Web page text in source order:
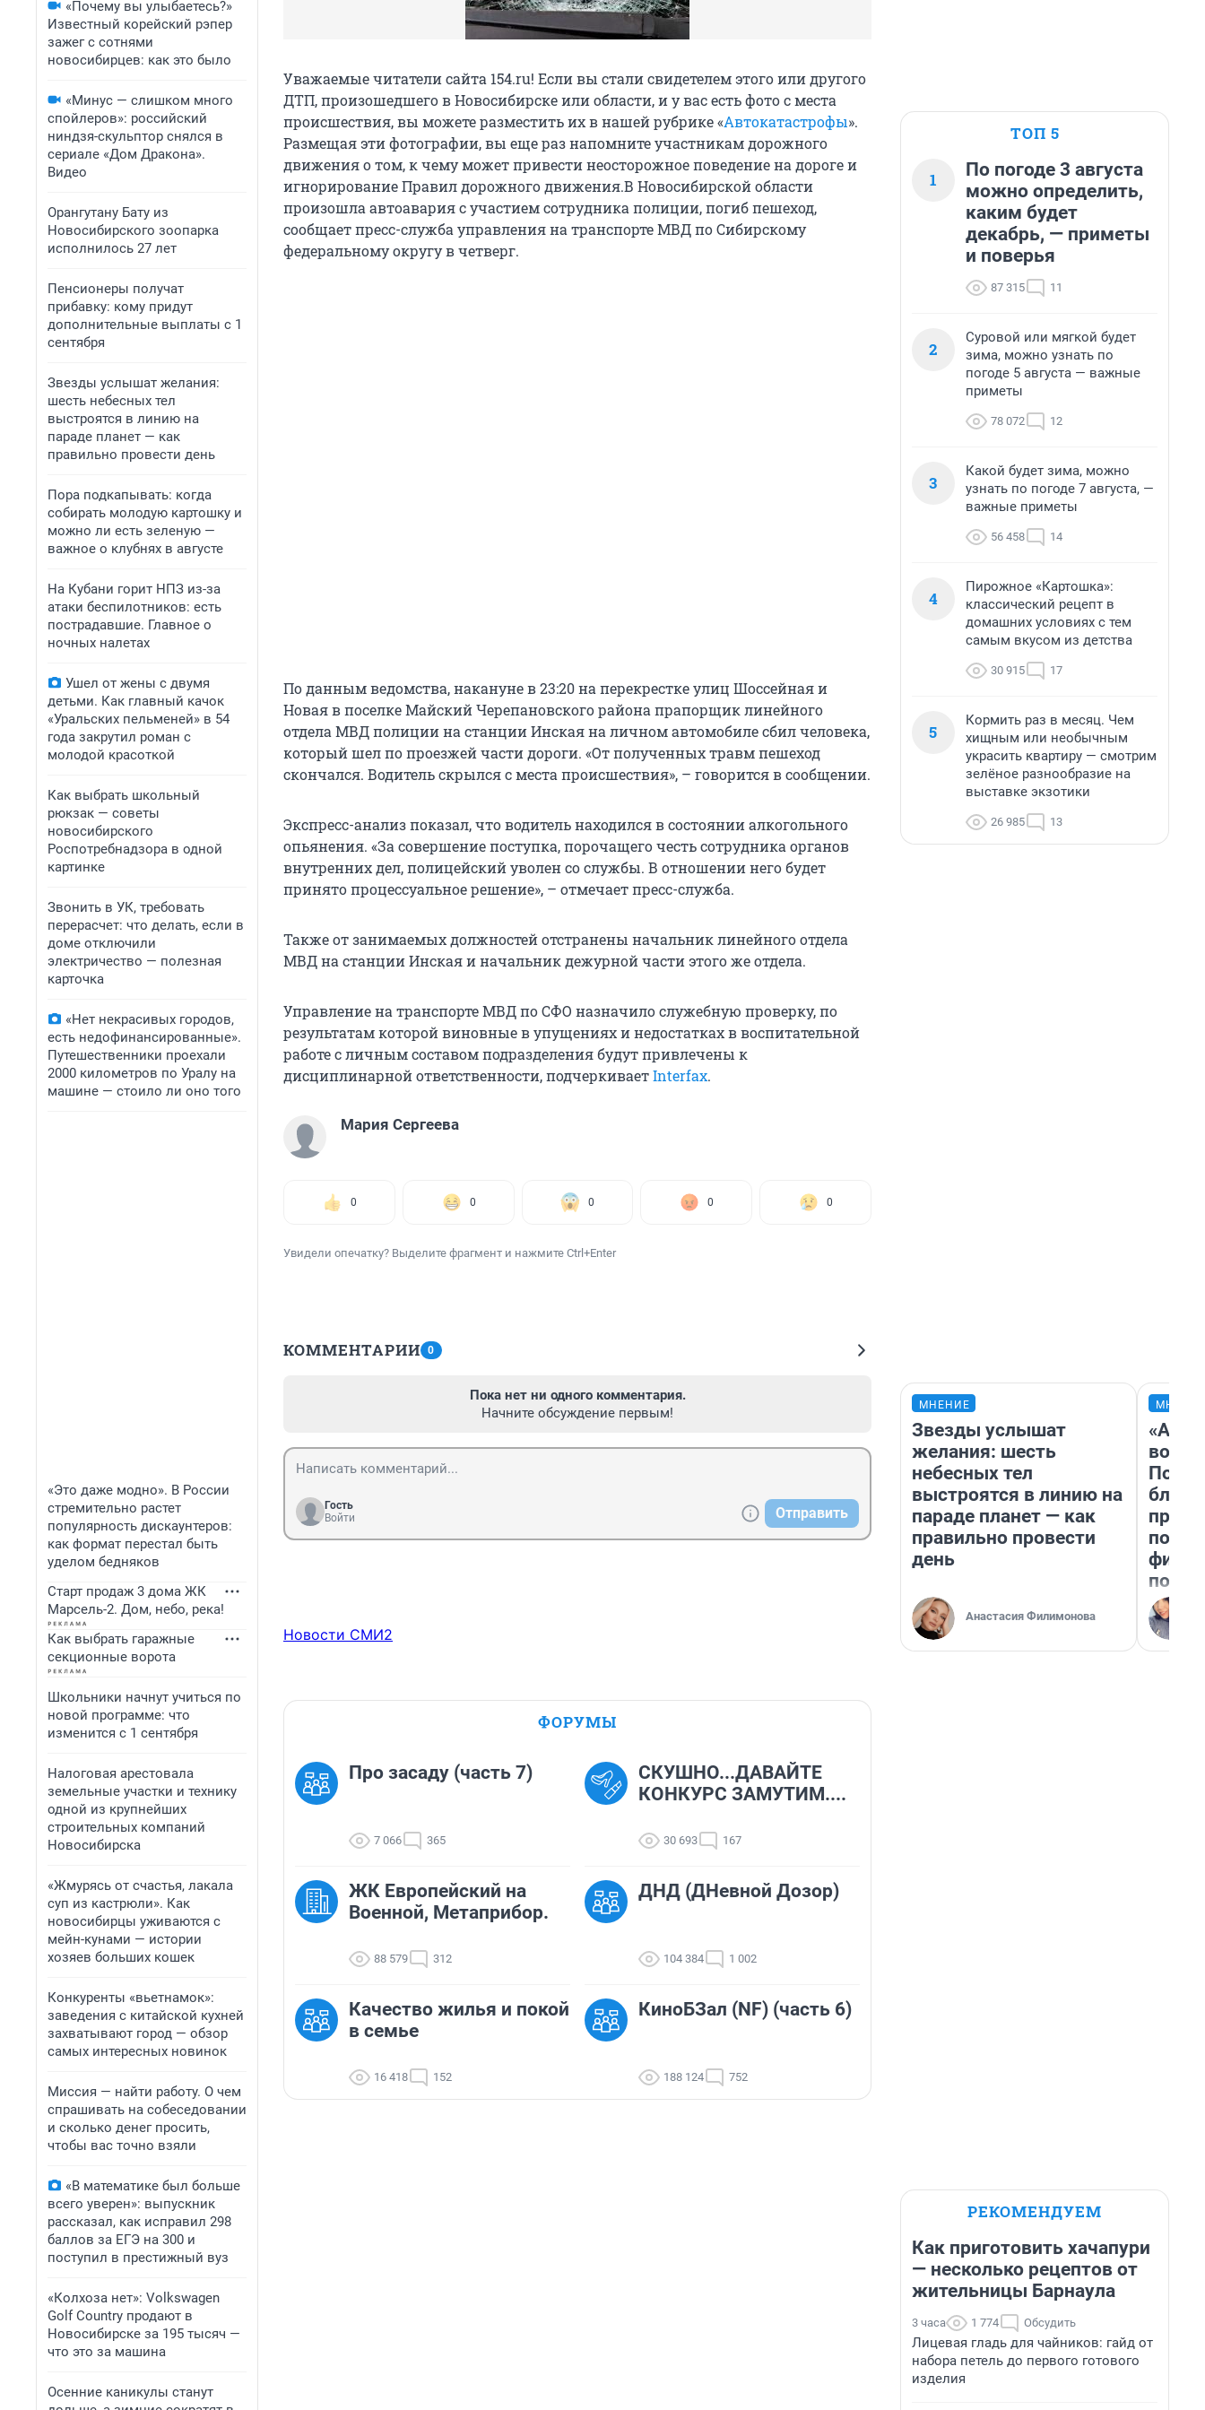
«Почему вы улыбаетесь?»
Известный корейский рэпер
зажег с сотнями
новосибирцев: как это было
«Минус — слишком много
спойлеров»: российский
ниндзя-скульптор снялся в
сериале «Дом Дракона».
Видео
Орангутану Бату из
Новосибирского зоопарка
исполнилось 27 лет
Пенсионеры получат
прибавку: кому придут
дополнительные выплаты с 1
сентября
Звезды услышат желания:
шесть небесных тел
выстроятся в линию на
параде планет — как
правильно провести день
Пора подкапывать: когда
собирать молодую картошку и
можно ли есть зеленую —
важное о клубнях в августе
На Кубани горит НПЗ из-за
атаки беспилотников: есть
пострадавшие. Главное о
ночных налетах
Ушел от жены с двумя
детьми. Как главный качок
«Уральских пельменей» в 54
года закрутил роман с
молодой красоткой
Как выбрать школьный
рюкзак — советы
новосибирского
Роспотребнадзора в одной
картинке
Звонить в УК, требовать
перерасчет: что делать, если в
доме отключили
электричество — полезная
карточка
«Нет некрасивых городов,
есть недофинансированные».
Путешественники проехали
2000 километров по Уралу на
машине — стоило ли оно того
«Это даже модно». В России
стремительно растет
популярность дискаунтеров:
как формат перестал быть
уделом бедняков
Старт продаж 3 дома ЖК
Марсель-2. Дом, небо, река!
Как выбрать гаражные
секционные ворота
Школьники начнут учиться по
новой программе: что
изменится с 1 сентября
Налоговая арестовала
земельные участки и технику
одной из крупнейших
строительных компаний
Новосибирска
«Жмурясь от счастья, лакала
суп из кастрюли». Как
новосибирцы уживаются с
мейн-кунами — истории
хозяев больших кошек
Конкуренты «вьетнамок»:
заведения с китайской кухней
захватывают город — обзор
самых интересных новинок
Миссия — найти работу. О чем
спрашивать на собеседовании
и сколько денег просить,
чтобы вас точно взяли
«В математике был больше
всего уверен»: выпускник
рассказал, как исправил 298
баллов за ЕГЭ на 300 и
поступил в престижный вуз
«Колхоза нет»: Volkswagen
Golf Сountry продают в
Новосибирске за 195 тысяч —
что это за машина
Осенние каникулы станут
Уважаемые читатели сайта 154.ru! Если вы стали свидетелем этого или другого
ДТП, произошедшего в Новосибирске или области, и у вас есть фото с места
происшествия, вы можете разместить их в нашей рубрике «Автокатастрофы».
Размещая эти фотографии, вы еще раз напомните участникам дорожного
движения о том, к чему может привести неосторожное поведение на дороге и
игнорирование Правил дорожного движения.В Новосибирской области
произошла автоавария с участием сотрудника полиции, погиб пешеход,
сообщает пресс-служба управления на транспорте МВД по Сибирскому
федеральному округу в четверг.
По данным ведомства, накануне в 23:20 на перекрестке улиц Шоссейная и
Новая в поселке Майский Черепановского района прапорщик линейного
отдела МВД полиции на станции Инская на личном автомобиле сбил человека,
который шел по проезжей части дороги. «От полученных травм пешеход
скончался. Водитель скрылся с места происшествия», – говорится в сообщении.
Экспресс-анализ показал, что водитель находился в состоянии алкогольного
опьянения. «За совершение поступка, порочащего честь сотрудника органов
внутренних дел, полицейский уволен со службы. В отношении него будет
принято процессуальное решение», – отмечает пресс-служба.
Также от занимаемых должностей отстранены начальник линейного отдела
МВД на станции Инская и начальник дежурной части этого же отдела.
Управление на транспорте МВД по СФО назначило служебную проверку, по
результатам которой виновные в упущениях и недостатках в воспитательной
работе с личным составом подразделения будут привлечены к
дисциплинарной ответственности, подчеркиваетInterfax.
Мария Сергеева
0 0 0 0 0
Увидели опечатку? Выделите фрагмент и нажмите Ctrl+Enter
КОММЕНТАРИИ 0
Пока нет ни одного комментария.
Начните обсуждение первым!
Гость
Войти
Отправить
Новости СМИ2
ФОРУМЫ
Про засаду (часть 7)
7 066 365
СКУШНО...ДАВАЙТЕ
КОНКУРС ЗАМУТИМ....
30 693 167
ЖК Европейский на
Военной, Метаприбор.
88 579 312
ДНД (ДНевной Дозор)
104 384 1 002
Качество жилья и покой
в семье
16 418 152
КиноБЗал (NF) (часть 6)
188 124 752
ТОП 5
1
По погоде 3 августа
можно определить,
каким будет
декабрь, — приметы
и поверья
87 315 11
2
Суровой или мягкой будет
зима, можно узнать по
погоде 5 августа — важные
приметы
78 072 12
3
Какой будет зима, можно
узнать по погоде 7 августа, —
важные приметы
56 458 14
4
Пирожное «Картошка»:
классический рецепт в
домашних условиях с тем
самым вкусом из детства
30 915 17
5
Кормить раз в месяц. Чем
хищным или необычным
украсить квартиру — смотрим
зелёное разнообразие на
выставке экзотики
26 985 13
МНЕНИЕ
Звезды услышат
желания: шесть
небесных тел
выстроятся в линию на
параде планет — как
правильно провести
день
Анастасия Филимонова
вот
РЕКОМЕНДУЕМ
Как приготовить хачапури
— несколько рецептов от
жительницы Барнаула
3 часа 1 774 Обсудить
Лицевая гладь для чайников: гайд от
набора петель до первого готового
изделия